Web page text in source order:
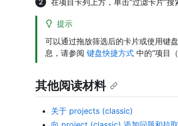
在项目卡列上方，单击“过滤卡片”
提示
可以通过拖放筛选后的卡片或使用键
息，请参阅 键盘快捷方式 中的“项目（
其他阅读材料
关于 projects (classic)